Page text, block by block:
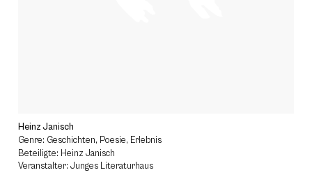
Heinz Janisch
Genre: Geschichten, Poesie, Erlebnis
Beteiligte: Heinz Janisch
Veranstalter: Junges Literaturhaus